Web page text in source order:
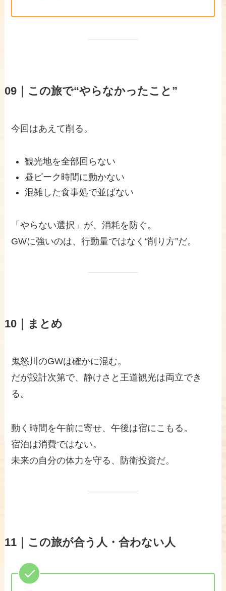
09｜この旅で“やらなかったこと”
今回はあえて削る。
観光地を全部回らない
昼ピーク時間に動かない
混雑した食事処で並ばない
「やらない選択」が、消耗を防ぐ。
GWに強いのは、行動量ではなく“削り方”だ。
10｜まとめ
鬼怒川のGWは確かに混む。
だが設計次第で、静けさと王道観光は両立でき
る。
動く時間を午前に寄せ、午後は宿にこもる。
宿泊は消費ではない。
未来の自分の体力を守る、防衛投資だ。
11｜この旅が合う人・合わない人